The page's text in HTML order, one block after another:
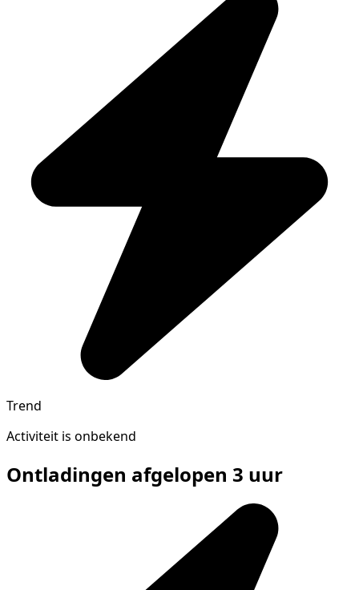
Trend
Activiteit is onbekend
Ontladingen afgelopen 3 uur